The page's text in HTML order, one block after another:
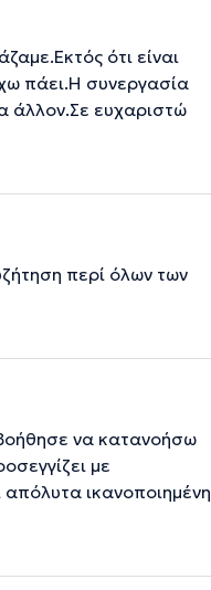
ότι είναι
πάει.Η συνεργασία
άλλον.Σε ευχαριστώ
περί όλων των
να κατανοήσω
με
απόλυτα ικανοποιημένη